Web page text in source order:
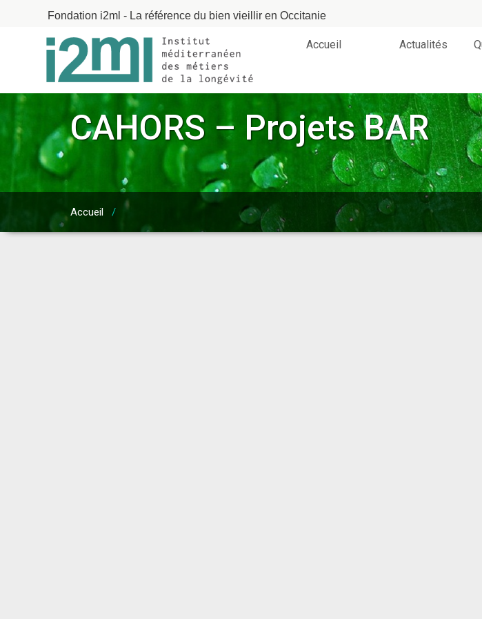
Fondation i2ml - La référence du bien vieillir en Occitanie
Accueil Actualités
CAHORS – Projets BAR
Accueil /